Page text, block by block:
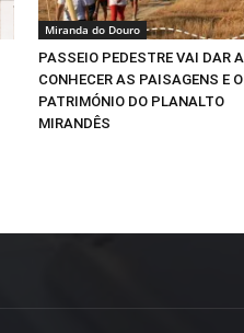
Miranda do Douro
PASSEIO PEDESTRE VAI DAR A
CONHECER AS PAISAGENS E O
PATRIMÓNIO DO PLANALTO
MIRANDÊS